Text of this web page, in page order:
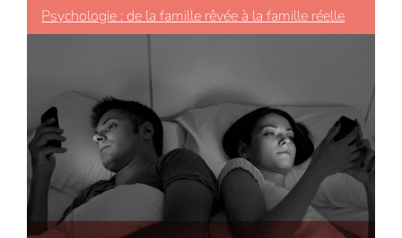
Psychologie : de la famille rêvée à la famille réelle